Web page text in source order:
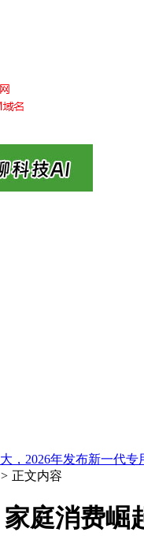
设，股价早盘涨停引关注
在中国制造浪潮中逆袭
，2026年发布新一代专
等三大行业表现亮眼
族成员齐聚董事会共谋
新能 启动IPO净利暴增
易方达盘中获超3亿份
> 正文内容
庭消费崛